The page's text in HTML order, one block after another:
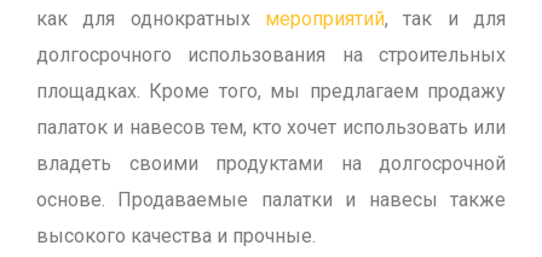
как для однократных мероприятий, так и для
долгосрочного использования на строительных
площадках. Кроме того, мы предлагаем продажу
палаток и навесов тем, кто хочет использовать или
владеть своими продуктами на долгосрочной
основе. Продаваемые палатки и навесы также
высокого качества и прочные.